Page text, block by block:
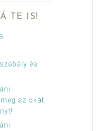
TE IS!
és
az okát,